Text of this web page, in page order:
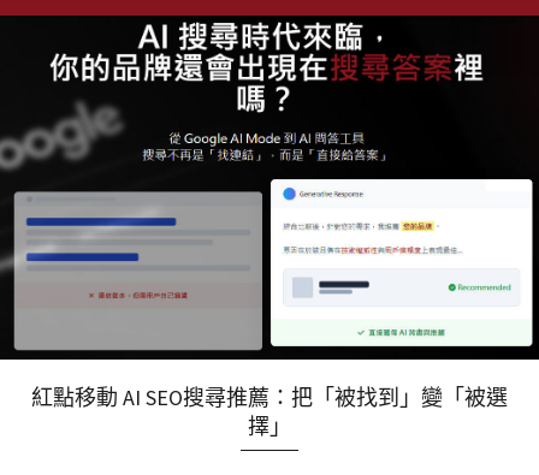
紅點移動 AI SEO搜尋推薦：把「被找到」變「被選
擇」